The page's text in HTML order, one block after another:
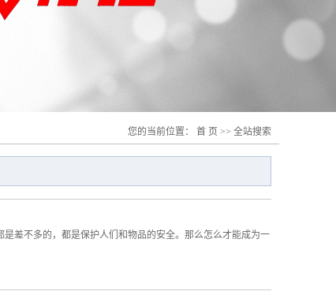
您的当前位置： 首 页 >> 全站搜索
差不多的，都是保护人们和物品的安全。那么怎么才能成为一